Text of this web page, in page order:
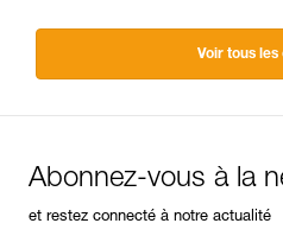
Voir tous les
Abonnez-vous à la
et restez connecté à notre actualité